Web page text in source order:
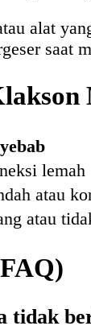
alat
saat
lemah
atau
atau
tidak